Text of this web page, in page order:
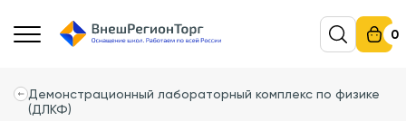
0
Демонстрационный лабораторный комплекс по физике
(ДЛКФ)